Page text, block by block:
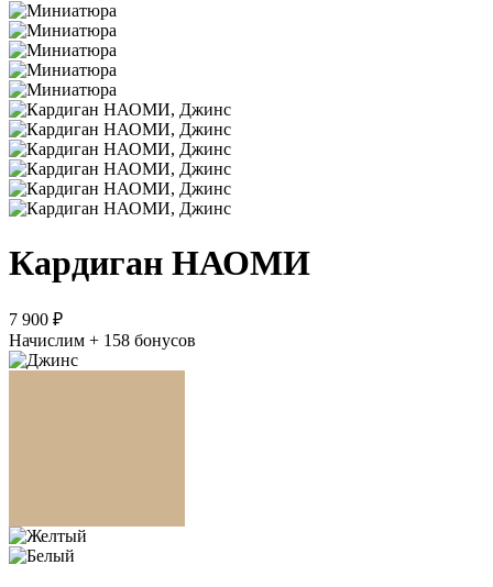
Кардиган НАОМИ
7 900 ₽
Начислим + 158 бонусов